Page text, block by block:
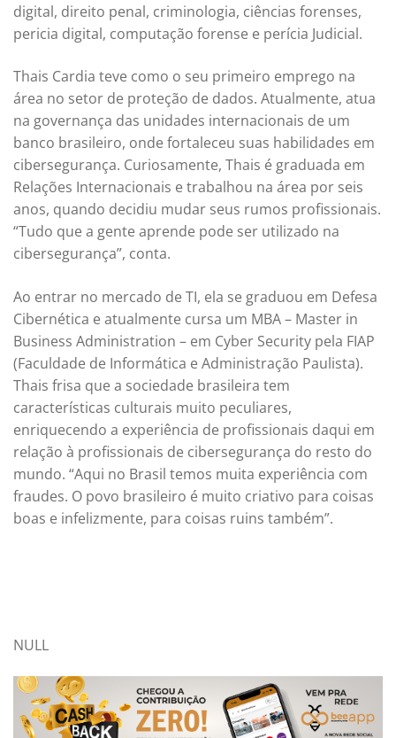
digital, direito penal, criminologia, ciências forenses,
pericia digital, computação forense e perícia Judicial.
Thais Cardia teve como o seu primeiro emprego na
área no setor de proteção de dados. Atualmente, atua
na governança das unidades internacionais de um
banco brasileiro, onde fortaleceu suas habilidades em
cibersegurança. Curiosamente, Thais é graduada em
Relações Internacionais e trabalhou na área por seis
anos, quando decidiu mudar seus rumos profissionais.
“Tudo que a gente aprende pode ser utilizado na
cibersegurança”, conta.
Ao entrar no mercado de TI, ela se graduou em Defesa
Cibernética e atualmente cursa um MBA – Master in
Business Administration – em Cyber Security pela FIAP
(Faculdade de Informática e Administração Paulista).
Thais frisa que a sociedade brasileira tem
características culturais muito peculiares,
enriquecendo a experiência de profissionais daqui em
relação à profissionais de cibersegurança do resto do
mundo. “Aqui no Brasil temos muita experiência com
fraudes. O povo brasileiro é muito criativo para coisas
boas e infelizmente, para coisas ruins também”.
NULL